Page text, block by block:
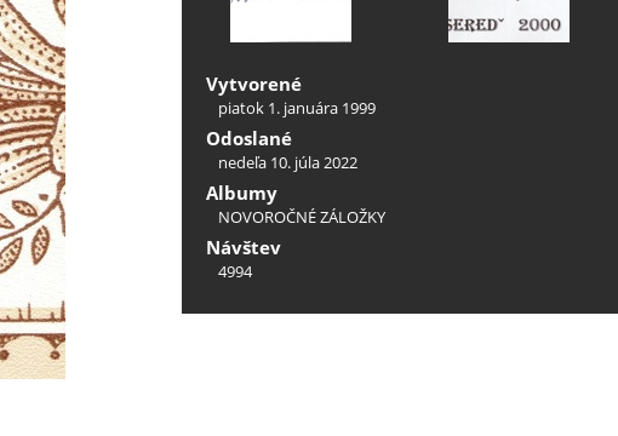
Vytvorené
piatok 1. januára 1999
Odoslané
nedeľa 10. júla 2022
Albumy
NOVOROČNÉ ZÁLOŽKY
Návštev
4994